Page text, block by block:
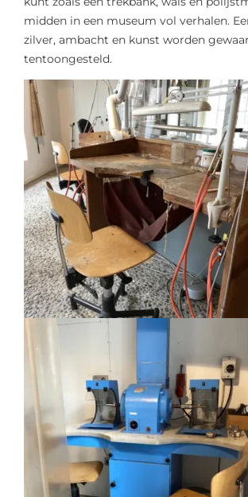
midden in een museum vol verhalen.
zilver, ambacht en kunst worden
tentoongesteld.